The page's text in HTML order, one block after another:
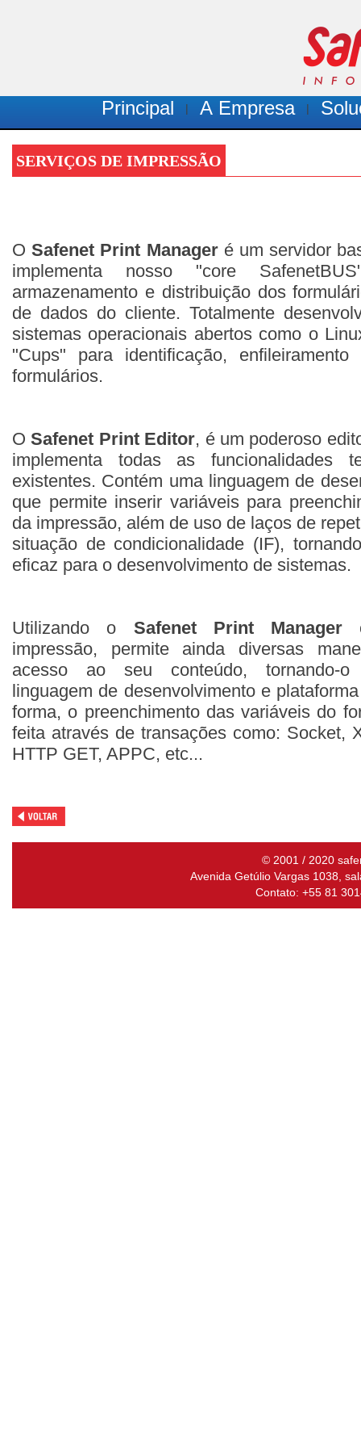
Principal | A Empresa |
SERVIÇOS DE IMPRESSÃO
OSafenet Print Manageré um servidor
implementa nosso "core
armazenamento e distribuição dos
de dados do cliente. Totalmente
sistemas operacionais abertos como o
"Cups" para identificação,
formulários.
OSafenet Print Editor, é um poderoso
implementa todas as funcionalidades
existentes. Contém uma linguagem de
que permite inserir variáveis para
da impressão, além de uso de laços de
situação de condicionalidade (IF),
eficaz para o desenvolvimento de sistemas.
Utilizando o Safenet Print Manager
impressão, permite ainda diversas
acesso ao seu conteúdo, tornando-o
linguagem de desenvolvimento e
forma, o preenchimento das variáveis do
feita através de transações como: Socket,
HTTP GET, APPC, etc...
© 2001 / 2020
Avenida Getúlio Vargas 1038,
Contato: +55 81